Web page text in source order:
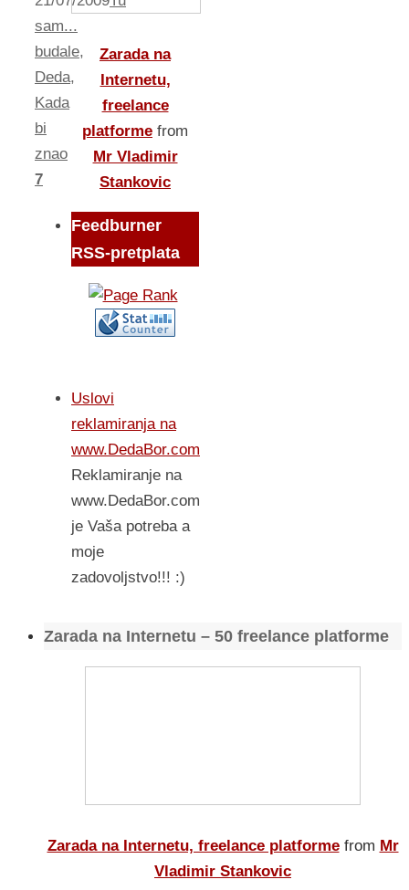
sam...
budale,
Deda,
Kada
bi
znao
7
Zarada na
Internetu,
freelance
platforme from
Mr Vladimir
Stankovic
Feedburner
RSS-pretplata
Uslovi
reklamiranja na
www.DedaBor.com
Reklamiranje na
www.DedaBor.com
je Vaša potreba a
moje
zadovoljstvo!!! :)
Zarada na Internetu – 50 freelance platforme
Zarada na Internetu, freelance platforme from Mr
Vladimir Stankovic